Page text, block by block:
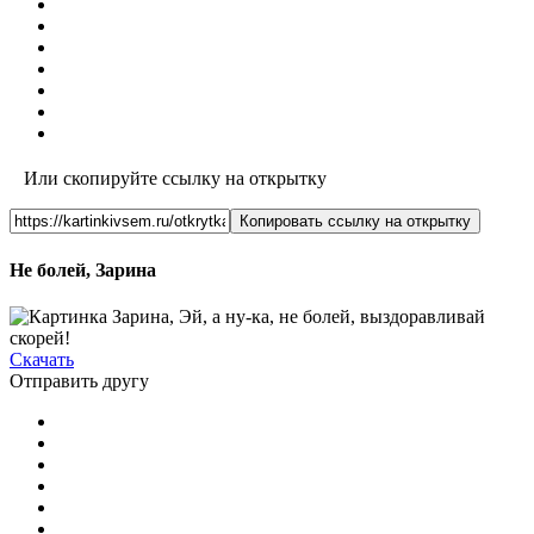
Или скопируйте ссылку на открытку
Копировать ссылку на открытку
Не болей, Зарина
Скачать
Отправить другу